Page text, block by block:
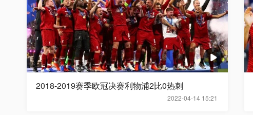
2022-04-14 15:21
2018-2019赛季欧冠决赛利物浦2比0热刺